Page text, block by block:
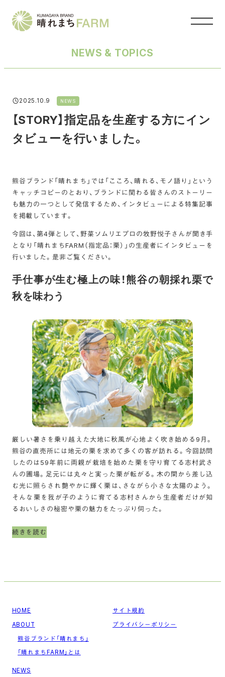
テ
NEWS & TOPICS
【STORY】指定品を生産する方にイン
タビューを行いました。
投稿日
2025.10.9 カテゴリー
NEWS
熊谷ブランド「晴れまち」では「こころ、晴れる、モノ語り」という
キャッチコピーのとおり、ブランドに関わる皆さんのストーリー
も魅力の一つとして発信するため、インタビューによる特集記事
を掲載しています。
今回は、第4弾として、野菜ソムリエプロの牧野悦子さんが聞き手
となり「晴れまちFARM（指定品：栗）」の生産者にインタビューを
行いました。是非ご覧ください。
手仕事が生む極上の味！熊谷の朝採れ栗で
秋を味わう
厳しい暑さを乗り越えた大地に秋風が心地よく吹き始める9月。
熊谷の直売所には地元の栗を求めて多くの客が訪れる。今回訪問
したのは59年前に両親が栽培を始めた栗を守り育てる志村武さ
んの圃場。足元には丸々と実った栗が転がる。木の間から差し込
む光に照らされ艶やかに輝く栗は、さながら小さな太陽のよう。
そんな栗を我が子のように育てる志村さんから生産者だけが知
るおいしさの秘密や栗の魅力をたっぷり伺った。
続きを読む
HOME
ABOUT
熊谷ブランド「晴れまち」
「晴れまちFARM」とは
NEWS
サイト規約
プライバシーポリシー